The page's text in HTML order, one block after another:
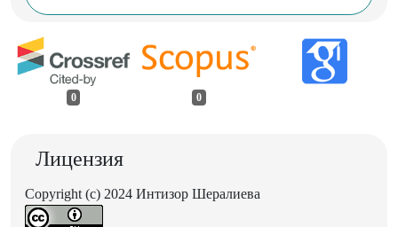
0 0
Лицензия
Copyright (c) 2024 Интизор Шералиева